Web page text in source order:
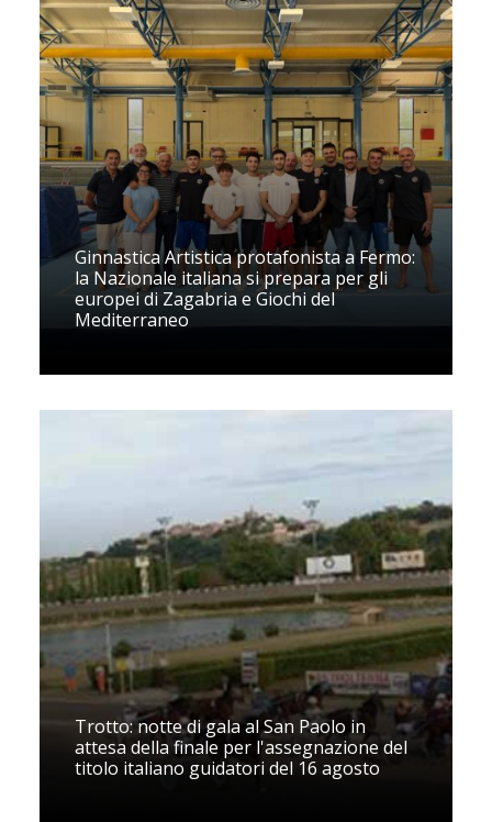
Ginnastica Artistica protafonista a Fermo:
la Nazionale italiana si prepara per gli
europei di Zagabria e Giochi del
Mediterraneo
Trotto: notte di gala al San Paolo in
attesa della finale per l'assegnazione del
titolo italiano guidatori del 16 agosto